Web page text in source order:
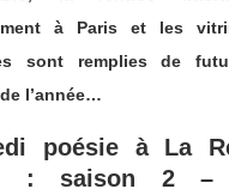
à Paris et les
sont remplies de
l’année…
poésie à La
: saison 2 –